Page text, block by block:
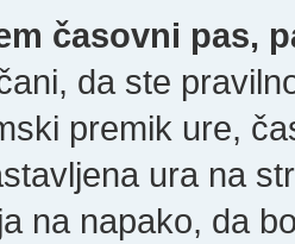
časovni pas,
da ste
premik ure,
ura na
na napako, da